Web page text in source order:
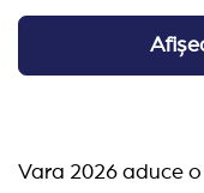
Vara 2026 aduce